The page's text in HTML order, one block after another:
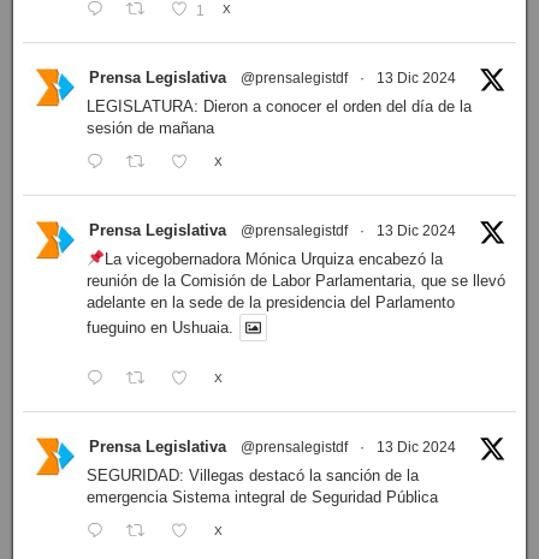
1 X
Prensa Legislativa @prensalegistdf · 13 Dic 2024
LEGISLATURA: Dieron a conocer el orden del día de la
sesión de mañana
X
Prensa Legislativa @prensalegistdf · 13 Dic 2024
La vicegobernadora Mónica Urquiza encabezó la
reunión de la Comisión de Labor Parlamentaria, que se llevó
adelante en la sede de la presidencia del Parlamento
fueguino en Ushuaia.
X
Prensa Legislativa @prensalegistdf · 13 Dic 2024
SEGURIDAD: Villegas destacó la sanción de la
emergencia Sistema integral de Seguridad Pública
X